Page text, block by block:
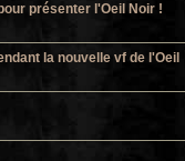
présenter l'Oeil Noir !
la nouvelle vf de l'Oeil